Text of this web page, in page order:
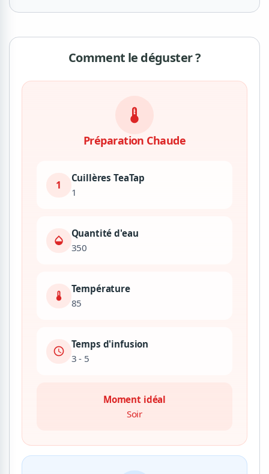
Comment le déguster ?
device_thermostat
Préparation Chaude
1
Cuillères TeaTap
1
opacity
Quantité d'eau
350
device_thermostat
Température
85
schedule
Temps d'infusion
3 - 5
Moment idéal
Soir